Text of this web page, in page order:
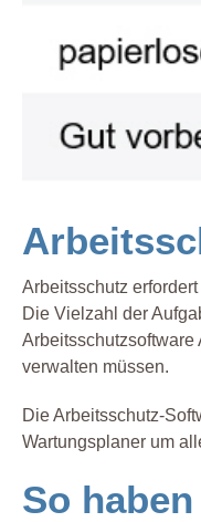
Arbeitsschutz
Die Vielzahl der
Arbeitsschutzsoftware
verwalten müssen.
Die Arbeitsschutz-
Wartungsplaner um
So